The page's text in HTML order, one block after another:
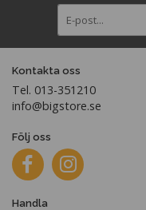
Kontakta oss
Tel. 013-351210
info@bigstore.se
Följ oss
Handla